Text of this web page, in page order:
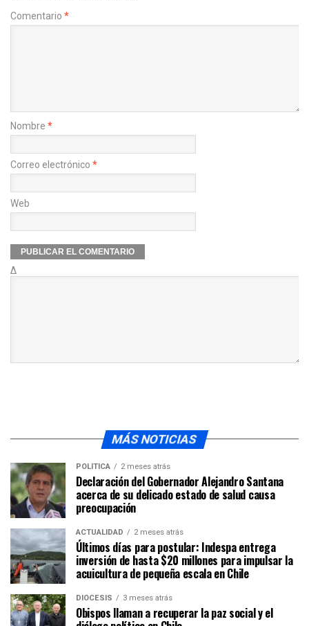
Comentario *
Nombre *
Correo electrónico *
Web
Δ
MÁS NOTICIAS
POLÍTICA 2 meses atrás
Declaración del Gobernador Alejandro Santana
acerca de su delicado estado de salud causa
preocupación
ACTUALIDAD 2 meses atrás
Últimos días para postular: Indespa entrega
inversión de hasta $20 millones para impulsar la
acuicultura de pequeña escala en Chile
DIÓCESIS 3 meses atrás
Obispos llaman a recuperar la paz social y el